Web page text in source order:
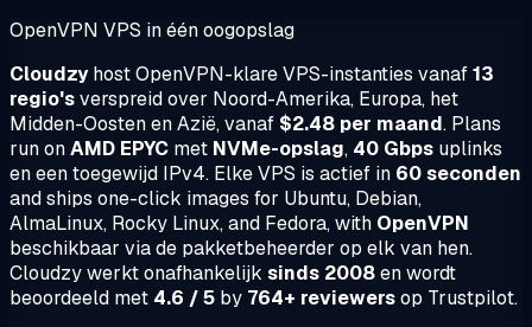
OpenVPN VPS in één oogopslag
Cloudzyhost OpenVPN-klare VPS-instanties vanaf13
regio'sverspreid over Noord-Amerika, Europa, het
Midden-Oosten en Azië, vanaf $2.48 per maand. Plans
run onAMD EPYC met NVMe-opslag, 40 Gbps uplinks
en een toegewijd IPv4. Elke VPS is actief in 60 seconden
and ships one-click images for Ubuntu, Debian,
AlmaLinux, Rocky Linux, and Fedora, with OpenVPN
beschikbaar via de pakketbeheerder op elk van hen.
Cloudzy werkt onafhankelijk sinds 2008en wordt
beoordeeld met 4.6 / 5 by 764+ reviewersop Trustpilot.